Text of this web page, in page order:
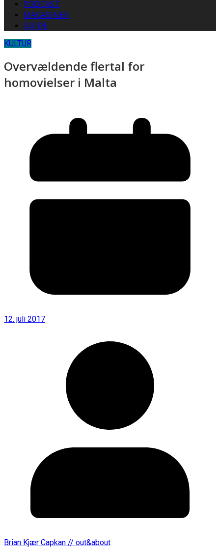
PODCAST
MAGASINER
GUIDE
KULTUR
Overvældende flertal for
homovielser i Malta
12. juli 2017
Brian Kjær Capkan // out&about